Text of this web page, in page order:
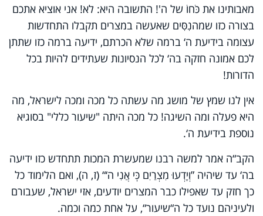
מאבותינו את כֹּחוֹ של ה'! התשובה היא: לא! אני אוציא אתכם
בצורה כזו שמהנִסִּים שאעשה במצרים תקבלו התחדשות
עצומה בידיעת ה‘ ברמה שלא הכרתם, ידיעה ברמה כזו שתתן
לכם אמונה חזקה בה‘ לכל הנסיונות שעתידים להיות בכל
הדורות!
אין לנו שמץ של מושג מה עשתה כל מכה ומכה לישראל, מה
היא פעלה ומה השיגה! כל מכה היתה "שיעור כללי" בסוגיא
נוספת בידיעת ה‘.
הקב“ה אמר למשה רבנו שמעשרת המכות תתחדש כזו ידיעה
בה‘ עד שיהיה ”וְיָדְעוּ מִצְרַיִם כּֽי אֲנִי ה‘“ (ז, ה), ואם הלימוד כל
כך חזק עד שאפילו כבר המצרים יודעים, אזי ישראל, שעבורם
ולעיניהם נועד כל ה“שיעור“, על אחת כמה וכמה.